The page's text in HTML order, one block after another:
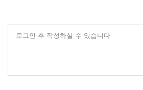
로그인 후 작성하실 수 있습니다